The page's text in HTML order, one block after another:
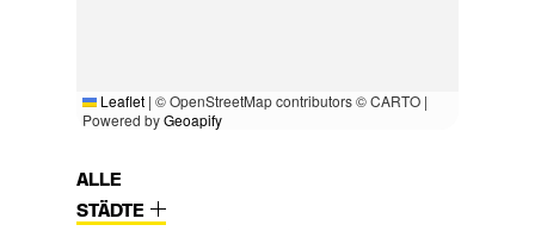
Leaflet | © OpenStreetMap contributors © CARTO |
Powered byGeoapify
ALLE
STÄDTE